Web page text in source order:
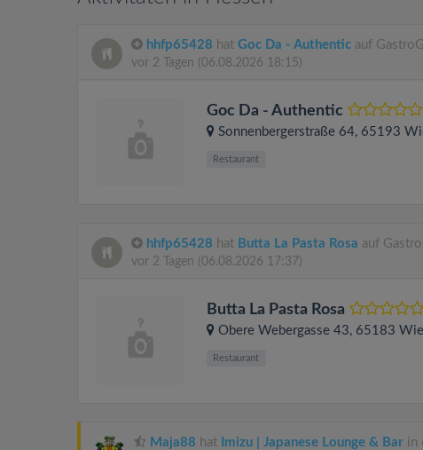
hhfp65428 hat Goc Da - Authentic auf
vor 2 Tagen (06.08.2026 18:15)
Goc Da - Authentic
Sonnenbergerstraße 64, 65193
Restaurant
hhfp65428 hat Butta La Pasta Rosa auf
vor 2 Tagen (06.08.2026 17:37)
Butta La Pasta Rosa
Obere Webergasse 43, 65183
Restaurant
Maja88 hat Imizu | Japanese Lounge & Bar in